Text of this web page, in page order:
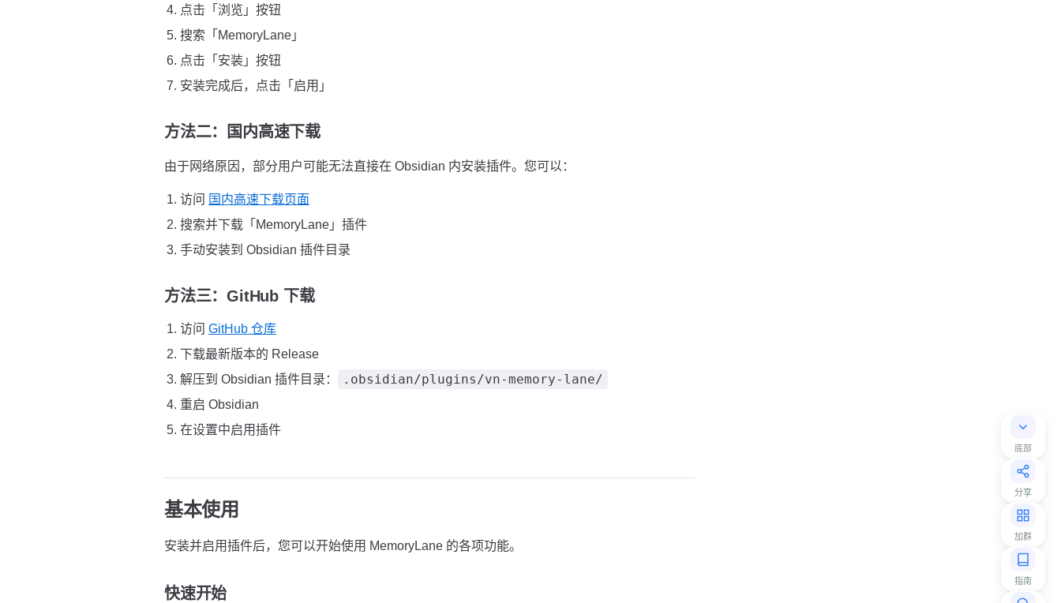
底部
分享
加群
指南
点击「浏览」按钮
搜索「MemoryLane」
点击「安装」按钮
安装完成后，点击「启用」
方法二：国内高速下载
由于网络原因，部分用户可能无法直接在 Obsidian 内安装插件。您可以：
访问 国内高速下载页面
搜索并下载「MemoryLane」插件
手动安装到 Obsidian 插件目录
方法三：GitHub 下载
访问 GitHub 仓库
下载最新版本的 Release
解压到 Obsidian 插件目录：
.obsidian/plugins/vn-memory-lane/
重启 Obsidian
在设置中启用插件
基本使用
安装并启用插件后，您可以开始使用 MemoryLane 的各项功能。
快速开始